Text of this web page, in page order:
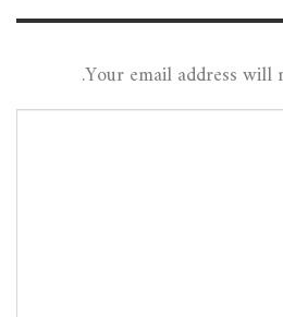
Your email address will